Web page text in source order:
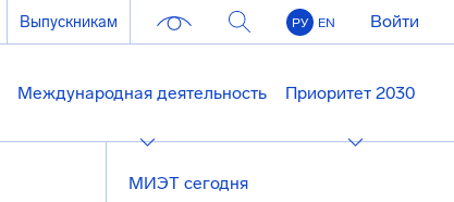
Выпускникам РУ EN Войти
Международная деятельность Приоритет 2030
МИЭТ сегодня